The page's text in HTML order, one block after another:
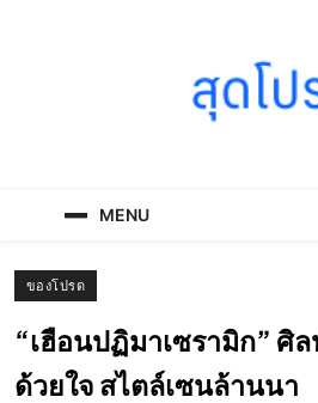
MENU
ของโปรด
“เฮือนปฏิมาเซรามิก” ศิ
ด้วยใจ สไตล์เซนล้านนา